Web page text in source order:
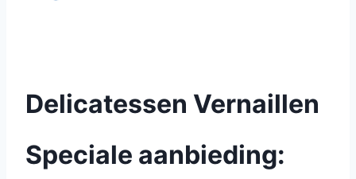
Delicatessen Vernaillen
Speciale aanbieding: